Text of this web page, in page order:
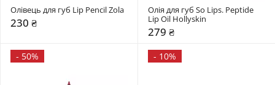
Олівець для губ Lip Pencil Zola
230 ₴
Олія для губ So Lips. Peptide
Lip Oil Hollyskin
279 ₴
- 50% - 10%